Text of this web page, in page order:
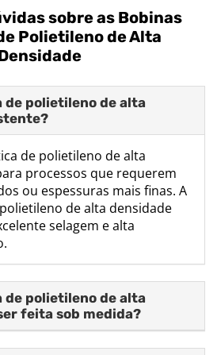
sobre as Bobinas
Polietileno de Alta
de polietileno de alta
de polietileno de alta
processos que requerem
ou espessuras mais finas. A
de alta densidade
selagem e alta
de polietileno de alta
feita sob medida?